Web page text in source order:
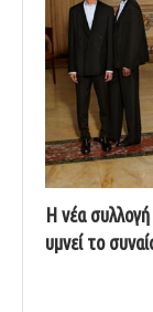
Η νέα
υμνεί το